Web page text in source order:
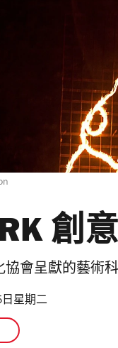
創
協會呈獻的藝術
星期二